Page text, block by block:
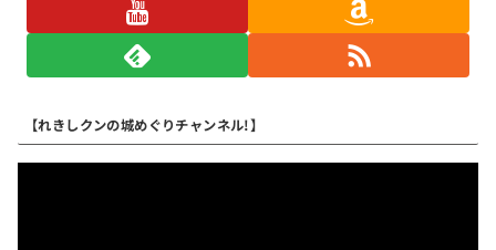
【れきしクンの城めぐりチャンネル!】